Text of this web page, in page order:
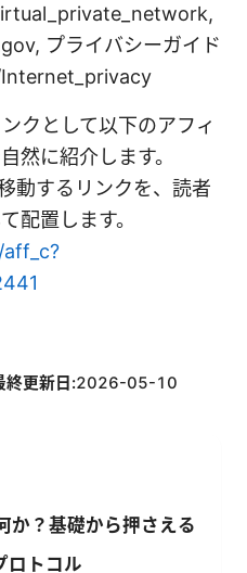
プライバシーガイド
クとして以下のアフィ
然に紹介します。
動するリンクを、読者
配置します。
終更新日:2026-05-10
か？基礎から押さえる
ロトコル